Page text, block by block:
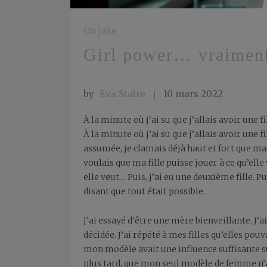
On jase
Girl power…
by Eva Staire 10 mars 2022
À la minute où j’ai su que j’allais avoir une
À la minute où j’ai su que j’allais avoir une
assumée, je clamais déjà haut et fort que
voulais que ma fille puisse jouer à ce
elle veut… Puis, j’ai eu une deuxième fille.
disant que tout était possible.
J’ai essayé d’être une mère bienveillante.
décidée. J’ai répété à mes filles qu’elles
mon modèle avait une influence suffisante
plus tard, que mon seul modèle de femme